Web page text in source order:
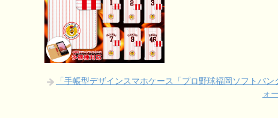
「手帳型デザインスマホケース「プロ野球福岡ソフトバ
ォ